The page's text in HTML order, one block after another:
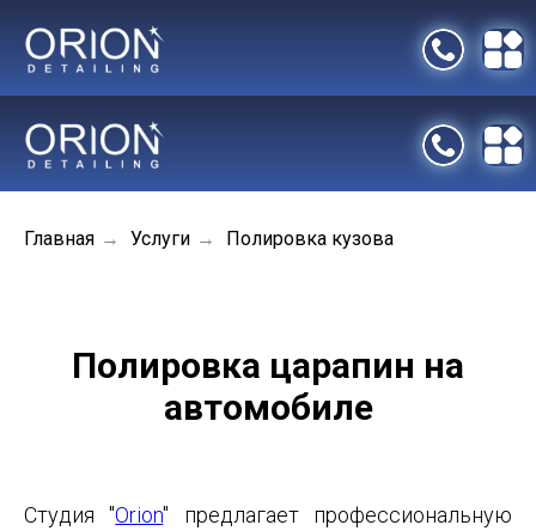
Главная → Услуги → Полировка кузова
Полировка царапин на
автомобиле
Студия "Orion" предлагает профессиональную